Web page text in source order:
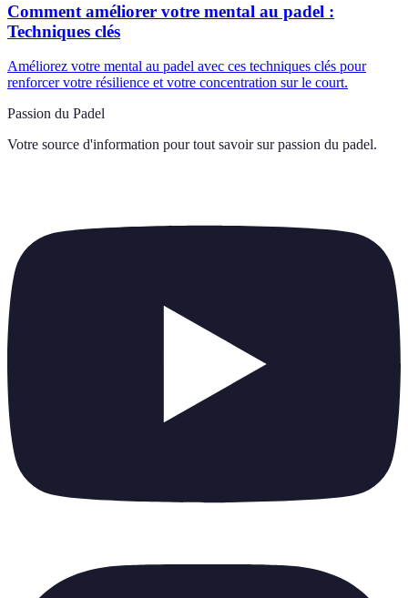
Comment améliorer votre mental au padel :
Techniques clés
Améliorez votre mental au padel avec ces techniques clés pour
renforcer votre résilience et votre concentration sur le court.
Passion du Padel
Votre source d'information pour tout savoir sur passion du padel.